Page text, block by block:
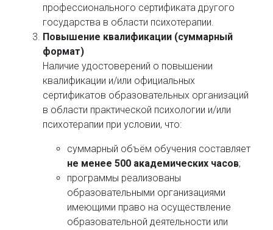
профессионального сертификата другого
государства в области психотерапии.
Повышение квалификации (суммарный
формат)
Наличие удостоверений о повышении
квалификации и/или официальных
сертификатов образовательных организаций
в области практической психологии и/или
психотерапии при условии, что:
суммарный объём обучения составляет
не менее 500 академических часов;
программы реализованы
образовательными организациями
имеющими право на осуществление
образовательной деятельности или